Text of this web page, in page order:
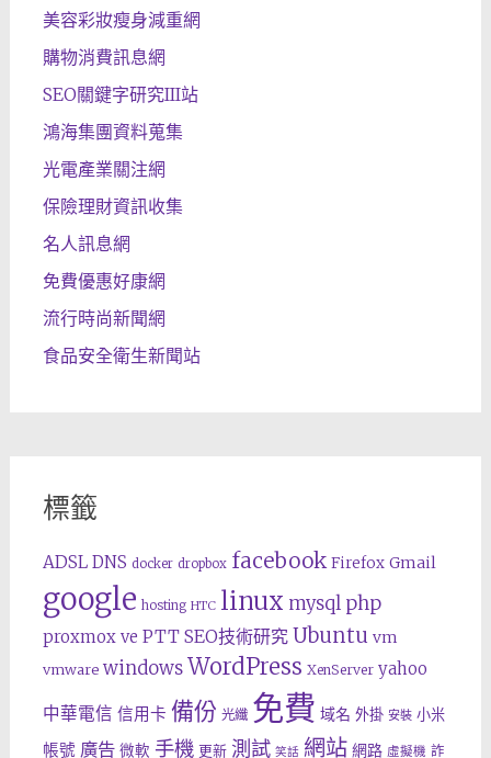
美容彩妝瘦身減重網
購物消費訊息網
SEO關鍵字研究III站
鴻海集團資料蒐集
光電產業關注網
保險理財資訊收集
名人訊息網
免費優惠好康網
流行時尚新聞網
食品安全衛生新聞站
標籤
ADSL DNS docker dropbox facebook Firefox Gmail
google hosting HTC linux mysql php
proxmox ve PTT SEO技術研究 Ubuntu vm
vmware windows WordPress XenServer yahoo
中華電信 信用卡 備份 光纖 免費 域名 外掛 安裝 小米
帳號 廣告 微軟 手機 更新 測試 笑話 網站 網路 虛擬機 詐